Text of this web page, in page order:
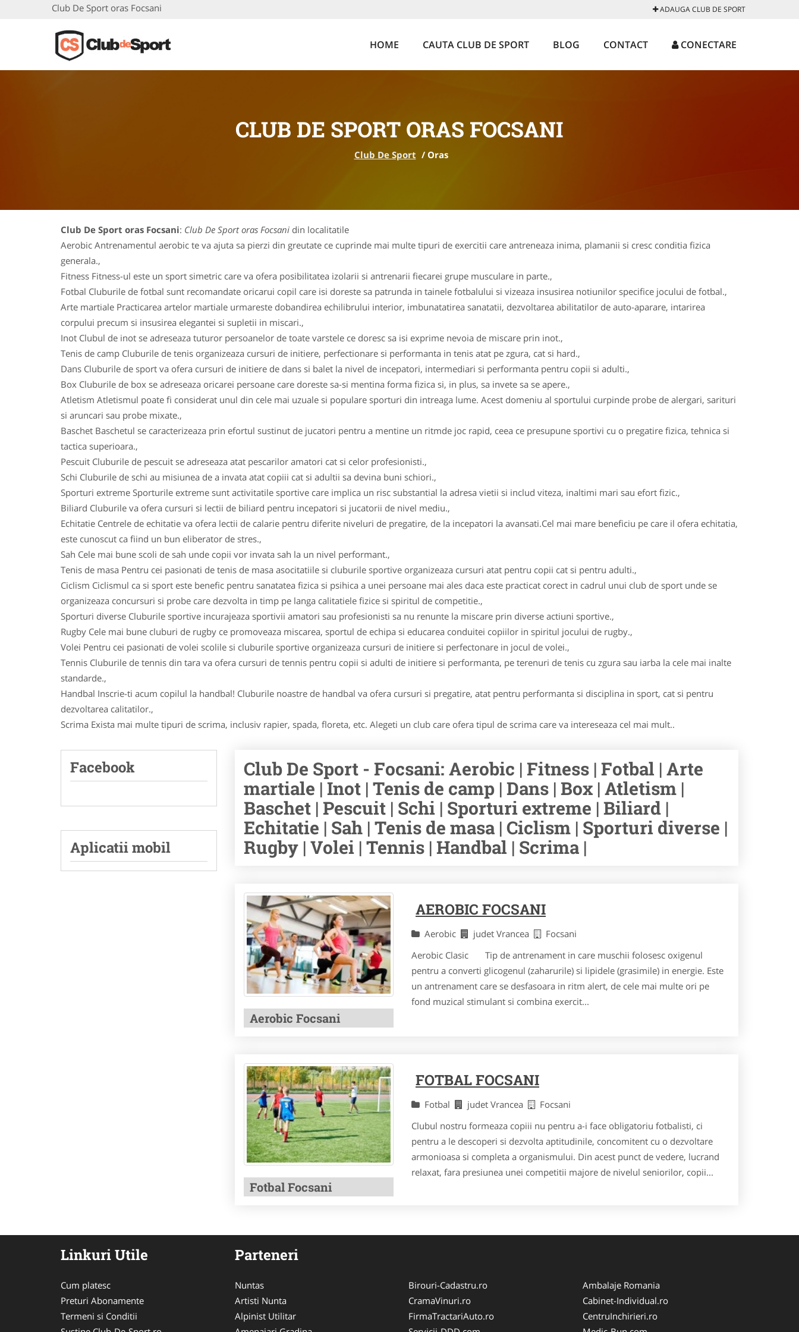
Club De Sport oras Focsani ADAUGA CLUB DE SPORT
HOME CAUTA CLUB DE SPORT BLOG CONTACT CONECTARE
CLUB DE SPORT ORAS FOCSANI
Club De Sport / Oras
Club De Sport oras Focsani: Club De Sport oras Focsani din localitatile
Aerobic Antrenamentul aerobic te va ajuta sa pierzi din greutate ce cuprinde mai multe tipuri de exercitii care antreneaza inima, plamanii si cresc conditia fizica
generala.,
Fitness Fitness-ul este un sport simetric care va ofera posibilitatea izolarii si antrenarii fiecarei grupe musculare in parte.,
Fotbal Cluburile de fotbal sunt recomandate oricarui copil care isi doreste sa patrunda in tainele fotbalului si vizeaza insusirea notiunilor specifice jocului de fotbal.,
Arte martiale Practicarea artelor martiale urmareste dobandirea echilibrului interior, imbunatatirea sanatatii, dezvoltarea abilitatilor de auto-aparare, intarirea
corpului precum si insusirea elegantei si supletii in miscari.,
Inot Clubul de inot se adreseaza tuturor persoanelor de toate varstele ce doresc sa isi exprime nevoia de miscare prin inot.,
Tenis de camp Cluburile de tenis organizeaza cursuri de initiere, perfectionare si performanta in tenis atat pe zgura, cat si hard.,
Dans Cluburile de sport va ofera cursuri de initiere de dans si balet la nivel de incepatori, intermediari si performanta pentru copii si adulti.,
Box Cluburile de box se adreseaza oricarei persoane care doreste sa-si mentina forma fizica si, in plus, sa invete sa se apere.,
Atletism Atletismul poate fi considerat unul din cele mai uzuale si populare sporturi din intreaga lume. Acest domeniu al sportului curpinde probe de alergari, sarituri
si aruncari sau probe mixate.,
Baschet Baschetul se caracterizeaza prin efortul sustinut de jucatori pentru a mentine un ritmde joc rapid, ceea ce presupune sportivi cu o pregatire fizica, tehnica si
tactica superioara.,
Pescuit Cluburile de pescuit se adreseaza atat pescarilor amatori cat si celor profesionisti.,
Schi Cluburile de schi au misiunea de a invata atat copiii cat si adultii sa devina buni schiori.,
Sporturi extreme Sporturile extreme sunt activitatile sportive care implica un risc substantial la adresa vietii si includ viteza, inaltimi mari sau efort fizic.,
Biliard Cluburile va ofera cursuri si lectii de biliard pentru incepatori si jucatorii de nivel mediu.,
Echitatie Centrele de echitatie va ofera lectii de calarie pentru diferite niveluri de pregatire, de la incepatori la avansati.Cel mai mare beneficiu pe care il ofera echitatia,
este cunoscut ca fiind un bun eliberator de stres.,
Sah Cele mai bune scoli de sah unde copii vor invata sah la un nivel performant.,
Tenis de masa Pentru cei pasionati de tenis de masa asocitatiile si cluburile sportive organizeaza cursuri atat pentru copii cat si pentru adulti.,
Ciclism Ciclismul ca si sport este benefic pentru sanatatea fizica si psihica a unei persoane mai ales daca este practicat corect in cadrul unui club de sport unde se
organizeaza concursuri si probe care dezvolta in timp pe langa calitatiele fizice si spiritul de competitie.,
Sporturi diverse Cluburile sportive incurajeaza sportivii amatori sau profesionisti sa nu renunte la miscare prin diverse actiuni sportive.,
Rugby Cele mai bune cluburi de rugby ce promoveaza miscarea, sportul de echipa si educarea conduitei copiilor in spiritul jocului de rugby.,
Volei Pentru cei pasionati de volei scolile si cluburile sportive organizeaza cursuri de initiere si perfectonare in jocul de volei.,
Tennis Cluburile de tennis din tara va ofera cursuri de tennis pentru copii si adulti de initiere si performanta, pe terenuri de tenis cu zgura sau iarba la cele mai inalte
standarde.,
Handbal Inscrie-ti acum copilul la handbal! Cluburile noastre de handbal va ofera cursuri si pregatire, atat pentru performanta si disciplina in sport, cat si pentru
dezvoltarea calitatilor.,
Scrima Exista mai multe tipuri de scrima, inclusiv rapier, spada, floreta, etc. Alegeti un club care ofera tipul de scrima care va intereseaza cel mai mult..
Facebook
Aplicatii mobil
Club De Sport - Focsani: Aerobic | Fitness | Fotbal | Arte
martiale | Inot | Tenis de camp | Dans | Box | Atletism |
Baschet | Pescuit | Schi | Sporturi extreme | Biliard |
Echitatie | Sah | Tenis de masa | Ciclism | Sporturi diverse |
Rugby | Volei | Tennis | Handbal | Scrima |
Aerobic Focsani
AEROBIC FOCSANI
Aerobic judet Vrancea
Focsani
Aerobic Clasic Tip de antrenament in care muschii folosesc oxigenul
pentru a converti glicogenul (zaharurile) si lipidele (grasimile) in energie. Este
un antrenament care se desfasoara in ritm alert, de cele mai multe ori pe
fond muzical stimulant si combina exercit...
Fotbal Focsani
FOTBAL FOCSANI
Fotbal judet Vrancea
Focsani
Clubul nostru formeaza copiii nu pentru a-i face obligatoriu fotbalisti, ci
pentru a le descoperi si dezvolta aptitudinile, concomitent cu o dezvoltare
armonioasa si completa a organismului. Din acest punct de vedere, lucrand
relaxat, fara presiunea unei competitii majore de nivelul seniorilor, copii...
Linkuri Utile
Cum platesc
Preturi Abonamente
Termeni si Conditii
Parteneri
Nuntas
Artisti Nunta
Alpinist Utilitar
Birouri-Cadastru.ro
CramaVinuri.ro
FirmaTractariAuto.ro
Ambalaje Romania
Cabinet-Individual.ro
CentruInchirieri.ro